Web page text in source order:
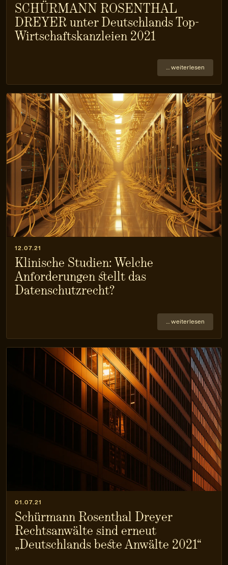
SCHÜRMANN ROSENTHAL
DREYER unter Deutschlands Top-
Wirtschaftskanzleien 2021
… weiterlesen
12.07.21
Klinische Studien: Welche
Anforderungen stellt das
Datenschutzrecht?
… weiterlesen
01.07.21
Schürmann Rosenthal Dreyer
Rechtsanwälte sind erneut
„Deutschlands beste Anwälte 2021“